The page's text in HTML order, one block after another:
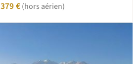
379 €(hors aérien)